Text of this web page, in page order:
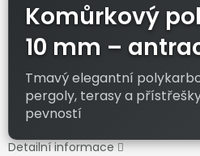
Komůrkový
10 mm –
Tmavý elegantní
pergoly, terasy a
pevností
Detailní informace